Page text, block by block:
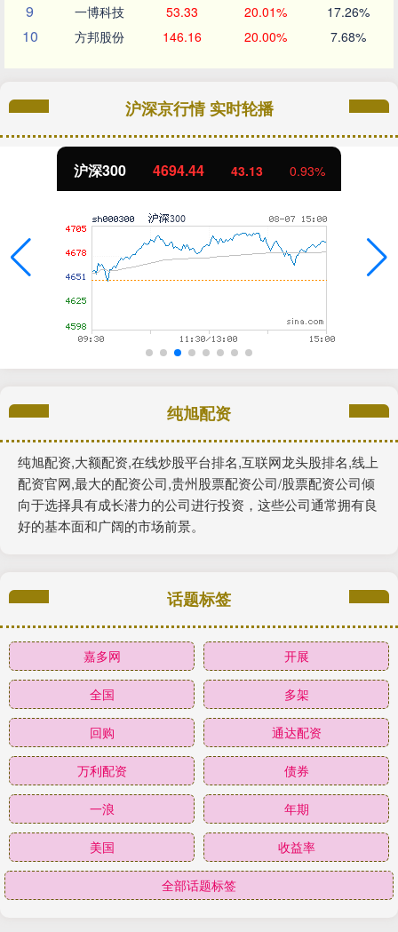
9 一博科技 53.33 20.01% 17.26%
10 方邦股份 146.16 20.00% 7.68%
沪深京行情 实时轮播
沪深300 4694.44 43.13 0.93%
纯旭配资
纯旭配资,大额配资,在线炒股平台排名,互联网龙头股排名,线上
配资官网,最大的配资公司,贵州股票配资公司/股票配资公司倾
向于选择具有成长潜力的公司进行投资，这些公司通常拥有良
好的基本面和广阔的市场前景。
话题标签
嘉多网 开展
全国 多架
回购 通达配资
万利配资 债券
一浪 年期
美国 收益率
全部话题标签